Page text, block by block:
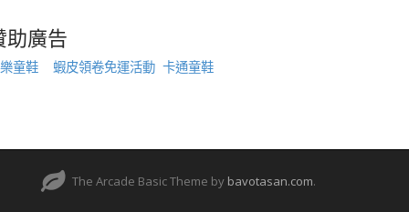
助廣告
童鞋 蝦皮領卷免運活動 卡通童鞋
The Arcade Basic Theme by bavotasan.com.